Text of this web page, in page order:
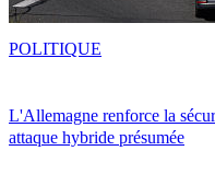
L'Allemagne renforce la
attaque hybride présumée
POLITIQUE